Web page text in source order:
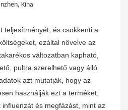
Kína
teljesítményét, és csökkenti a
ezáltal növelve az
változatban kapható,
pultra szerelhető vagy álló
azt mutatják, hogy az
használják ezt a terméket,
és megfázást, mint az